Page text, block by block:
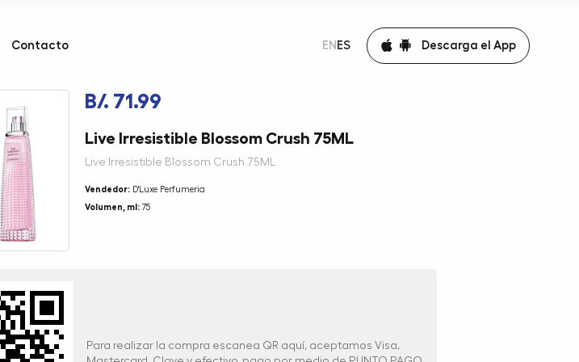
Contacto EN ES Descarga el App
B/. 71.99
Live Irresistible Blossom Crush 75ML
Live Irresistible Blossom Crush 75ML
Vendedor:D'Luxe Perfumeria
Volumen, ml:75
Para realizar la compra escanea QR aquí, aceptamos Visa,